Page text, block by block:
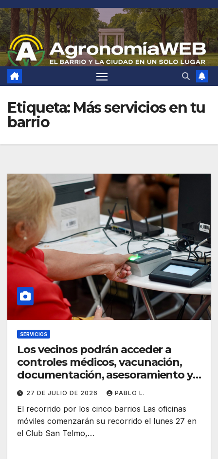
Saltar
al
contenido
Etiqueta: Más servicios en tu
barrio
SERVICIOS
Los vecinos podrán acceder a
controles médicos, vacunación,
documentación, asesoramiento y
otros servicios.
27 DE JULIO DE 2026 PABLO L.
El recorrido por los cinco barrios Las oficinas
móviles comenzarán su recorrido el lunes 27 en
el Club San Telmo,…